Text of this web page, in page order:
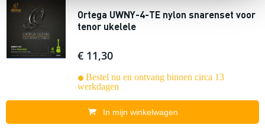
Ortega UWNY-4-TE nylon snarenset voor
tenor ukelele
€ 11,30
Bestel nu en ontvang binnen circa 13
werkdagen
In mijn winkelwagen